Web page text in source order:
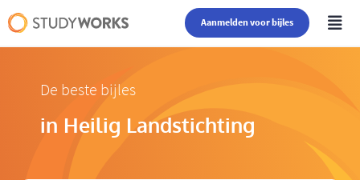
Aanmelden voor bijles
De beste bijles
in Heilig Landstichting